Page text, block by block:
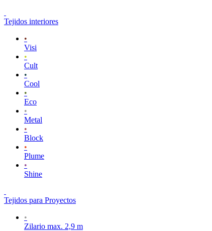
Tejidos interiores
•
Visi
•
Cult
•
Cool
•
Eco
•
Metal
•
Block
•
Plume
•
Shine
Tejidos para Proyectos
•
Zilario max. 2,9 m